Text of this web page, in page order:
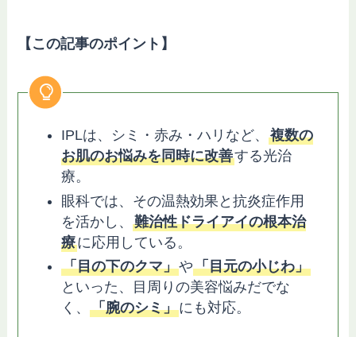
【この記事のポイント】
IPLは、シミ・赤み・ハリなど、複数の
お肌のお悩みを同時に改善する光治
療。
眼科では、その温熱効果と抗炎症作用
を活かし、難治性ドライアイの根本治
療に応用している。
「目の下のクマ」や「目元の小じわ」
といった、目周りの美容悩みだでな
く、「腕のシミ」にも対応。